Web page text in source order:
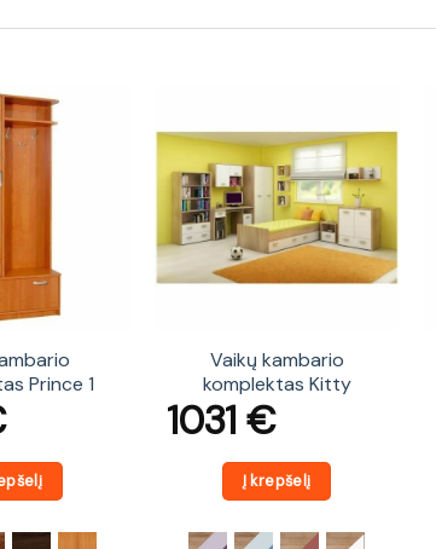
Prince 1
Vaikų kambario
komplektas Kitty
1031 €
Į krepšelį